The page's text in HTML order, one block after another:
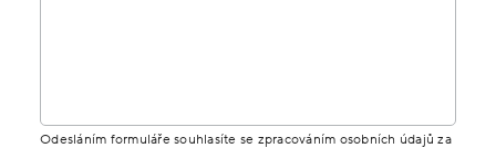
Odesláním formuláře souhlasíte se zpracováním osobních údajů za